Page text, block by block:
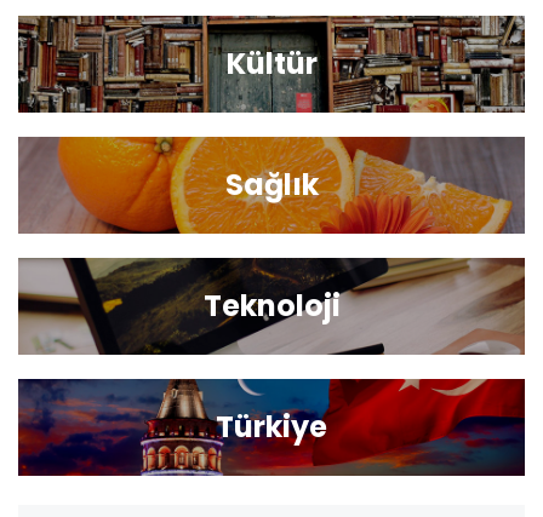
Kültür
Sağlık
Teknoloji
Türkiye